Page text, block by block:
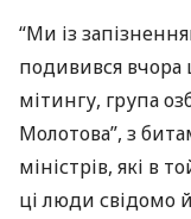
“Ми із
подивився вчора
мітингу, група
Молотова”, з
міністрів, які в
ці люди свідомо